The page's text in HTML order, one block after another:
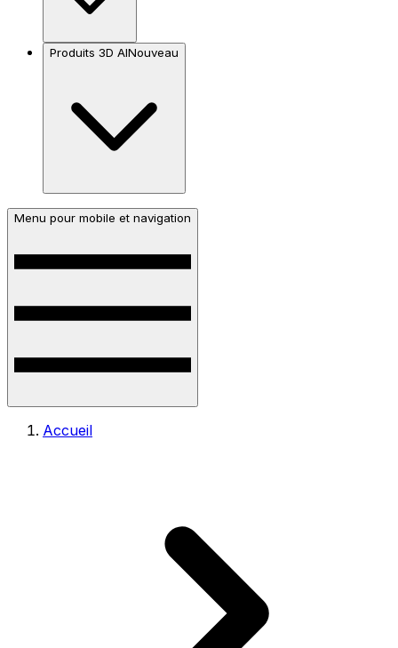
Produits 3D AINouveau
Menu pour mobile et navigation
Accueil